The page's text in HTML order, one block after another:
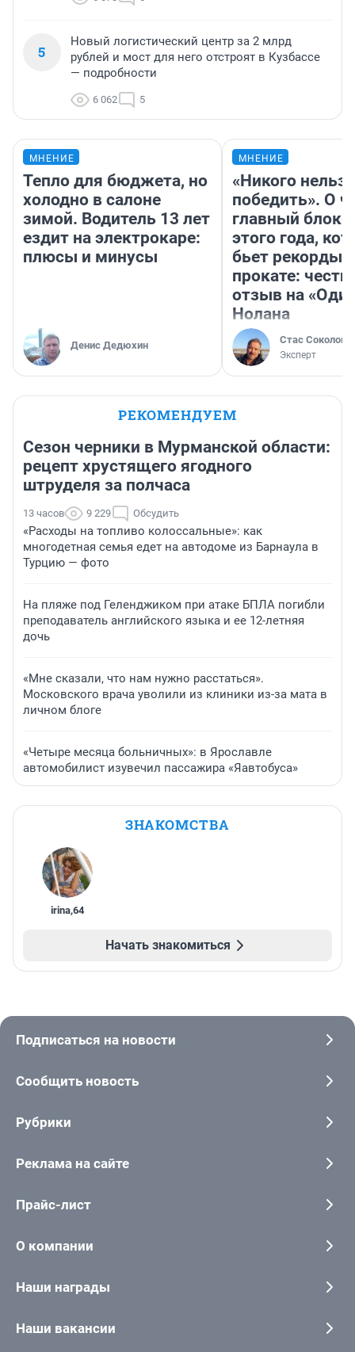
5
Новый логистический центр за 2 млрд
рублей и мост для него отстроят в Кузбассе
— подробности
6 062 5
МНЕНИЕ
Тепло для бюджета, но
холодно в салоне
зимой. Водитель 13 лет
ездит на электрокаре:
плюсы и минусы
Денис Дедюхин
МНЕНИЕ
«Никого нельзя
победить». О
главный
этого года,
бьет рекорды в
прокате:
отзыв на
Нолана
Стас Соколов
Эксперт
РЕКОМЕНДУЕМ
Сезон черники в Мурманской области:
рецепт хрустящего ягодного
штруделя за полчаса
13 часов 9 229 Обсудить
«Расходы на топливо колоссальные»: как
многодетная семья едет на автодоме из Барнаула в
Турцию — фото
На пляже под Геленджиком при атаке БПЛА погибли
преподаватель английского языка и ее 12-летняя
дочь
«Мне сказали, что нам нужно расстаться».
Московского врача уволили из клиники из-за мата в
личном блоге
«Четыре месяца больничных»: в Ярославле
автомобилист изувечил пассажира «Яавтобуса»
ЗНАКОМСТВА
irina,64
Начать знакомиться
Подписаться на новости
Сообщить новость
Рубрики
Реклама на сайте
Прайс-лист
О компании
Наши награды
Наши вакансии